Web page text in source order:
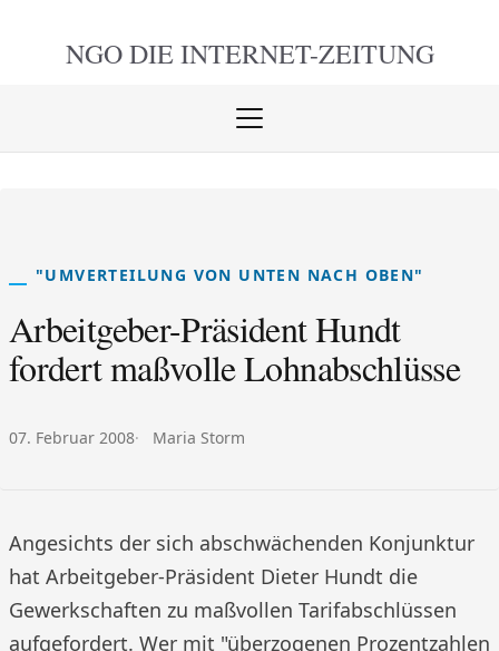
NGO DIE INTERNET-ZEITUNG
Menü
"UMVERTEILUNG VON UNTEN NACH OBEN"
Arbeitgeber-Präsident Hundt
fordert maßvolle Lohnabschlüsse
Veröffentlicht am:
07. Februar 2008 Autor:
Maria Storm
Angesichts der sich abschwächenden Konjunktur
hat Arbeitgeber-Präsident Dieter Hundt die
Gewerkschaften zu maßvollen Tarifabschlüssen
aufgefordert. Wer mit "überzogenen Prozentzahlen